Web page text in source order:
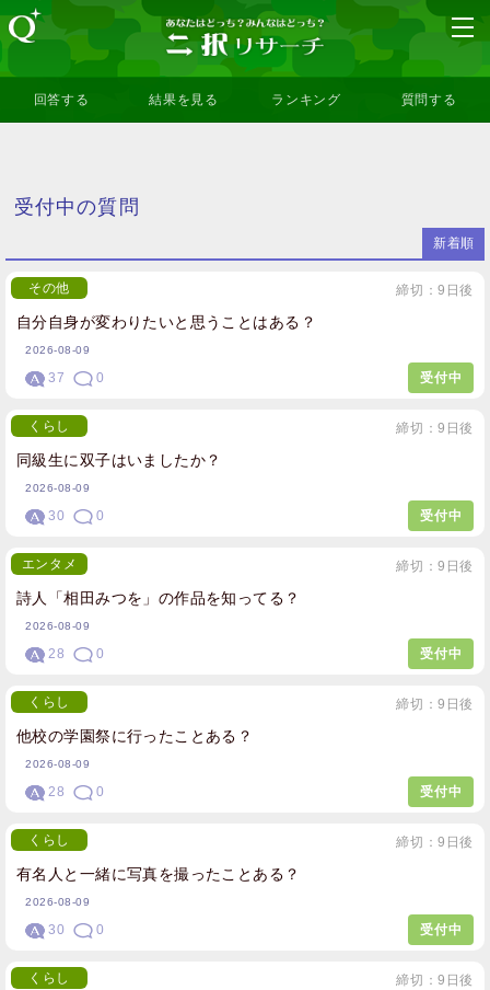
回答する 結果を見る ランキング 質問する
受付中の質問
新着順
自分自身が変わりたいと思うことはある？
締切：9日後
その他
2026-08-09
37 0 受付中
同級生に双子はいましたか？
締切：9日後
くらし
2026-08-09
30 0 受付中
詩人「相田みつを」の作品を知ってる？
締切：9日後
エンタメ
2026-08-09
28 0 受付中
他校の学園祭に行ったことある？
締切：9日後
くらし
2026-08-09
28 0 受付中
有名人と一緒に写真を撮ったことある？
締切：9日後
くらし
2026-08-09
30 0 受付中
締切：9日後
くらし